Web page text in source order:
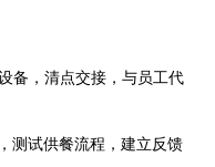
备，清点交接，与员工代
测试供餐流程，建立反馈